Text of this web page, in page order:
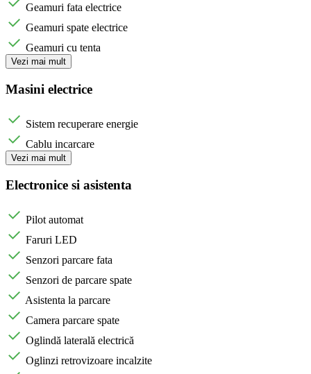
Geamuri fata electrice
Geamuri spate electrice
Geamuri cu tenta
Vezi mai mult
Masini electrice
Sistem recuperare energie
Cablu incarcare
Vezi mai mult
Electronice si asistenta
Pilot automat
Faruri LED
Senzori parcare fata
Senzori de parcare spate
Asistenta la parcare
Camera parcare spate
Oglindă laterală electrică
Oglinzi retrovizoare incalzite